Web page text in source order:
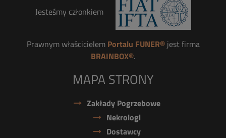
Jesteśmy członkiem
Prawnym właścicielem Portalu FUNER®jest firma
BRAINBOX®.
MAPA STRONY
Zakłady Pogrzebowe
Nekrologi
Dostawcy